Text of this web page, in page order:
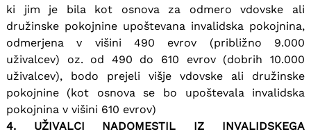
ki jim je bila kot osnova za odmero vdovske ali
družinske pokojnine upoštevana invalidska pokojnina,
odmerjena v višini 490 evrov (približno 9.000
uživalcev) oz. od 490 do 610 evrov (dobrih 10.000
uživalcev), bodo prejeli višje vdovske ali družinske
pokojnine (kot osnova se bo upoštevala invalidska
pokojnina v višini 610 evrov)
4. UŽIVALCI NADOMESTIL IZ INVALIDSKEGA